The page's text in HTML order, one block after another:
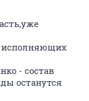
исполняющих
- состав
останутся